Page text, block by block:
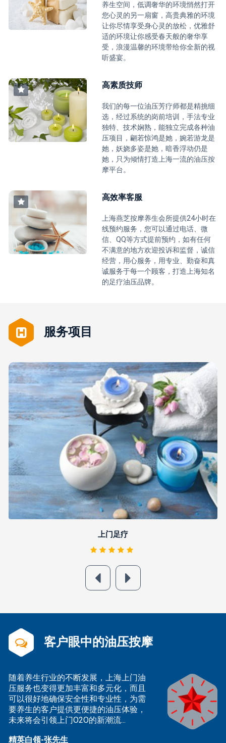
养生空间，低调奢华的环境悄然打开
您心灵的另一扇窗，高贵典雅的环境
让你尽情享受身心灵的放松，优雅舒
适的环境让你感受春天般的奢华享
受，浪漫温馨的环境带给你全新的视
听盛宴。
高素质技师
我们的每一位油压芳疗师都是精挑细
选，经过系统的岗前培训，手法专业
独特、技术娴熟，能独立完成各种油
压项目，翩若惊鸿是她，婉若游龙是
她，妖娆多姿是她，暗香浮动仍是
她，只为倾情打造上海一流的油压按
摩平台。
高效率客服
上海燕芝按摩养生会所提供24小时在
线预约服务，您可以通过电话、微
信、QQ等方式提前预约，如有任何
不满意的地方欢迎投诉和监督，诚信
经营，用心服务，用专业、勤奋和真
诚服务于每一个顾客，打造上海知名
的足疗油压品牌。
服务项目
详细
上门足疗
客户眼中的油压按摩
随着养生行业的不断发展，上海上门油
压服务也变得更加丰富和多元化，而且
可以很好地确保安全性和专业性，为需
要养生的客户提供更便捷的油压体验，
未来将会引领上门O2O的新潮流...
精英白领-张先生